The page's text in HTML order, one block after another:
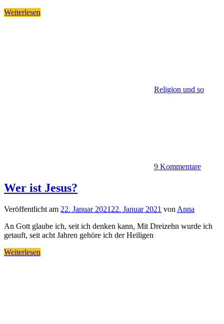
Weiterlesen
Religion und so
9 Kommentare
Wer ist Jesus?
Veröffentlicht am 22. Januar 2021 22. Januar 2021 von Anna
An Gott glaube ich, seit ich denken kann, Mit Dreizehn wurde ich
getauft, seit acht Jahren gehöre ich der Heiligen
Weiterlesen